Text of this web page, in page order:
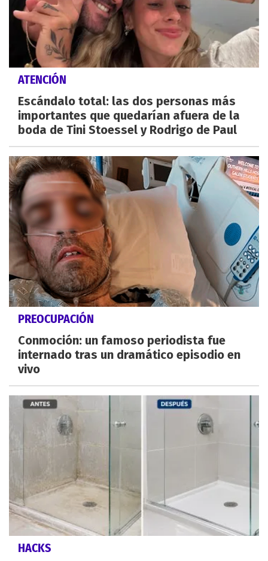
ATENCIÓN
Escándalo total: las dos personas más
importantes que quedarían afuera de la
boda de Tini Stoessel y Rodrigo de Paul
PREOCUPACIÓN
Conmoción: un famoso periodista fue
internado tras un dramático episodio en
vivo
HACKS